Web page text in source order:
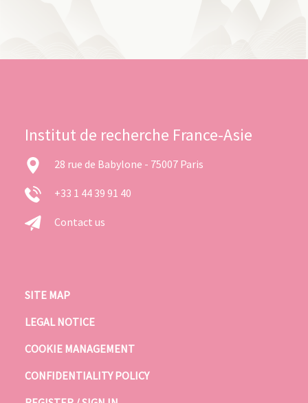
Institut de recherche France-Asie
28 rue de Babylone - 75007 Paris
+33 1 44 39 91 40
Contact us
SITE MAP
LEGAL NOTICE
COOKIE MANAGEMENT
CONFIDENTIALITY POLICY